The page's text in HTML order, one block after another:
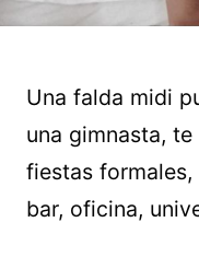
Una falda midi
una gimnasta,
fiestas
bar, oficina,